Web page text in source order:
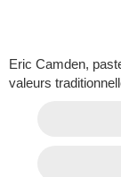
Eric Camden,
valeurs